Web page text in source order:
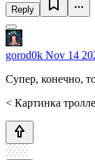
Reply
gorod0k Nov 14
Супер, конечно,
< Картинка